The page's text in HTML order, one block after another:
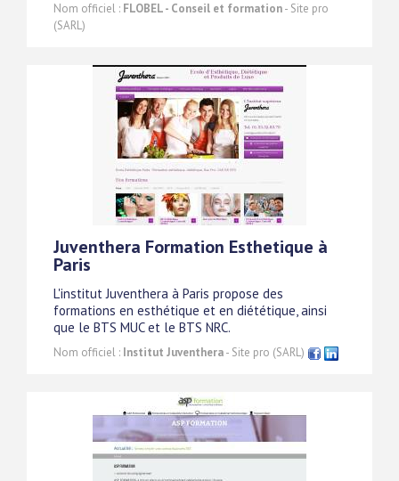
Nom officiel : FLOBEL - Conseil et formation- Site pro
(SARL)
Juventhera Formation Esthetique à
Paris
L'institut Juventhera à Paris propose des
formations en esthétique et en diététique, ainsi
que le BTS MUC et le BTS NRC.
Nom officiel : Institut Juventhera- Site pro (SARL)